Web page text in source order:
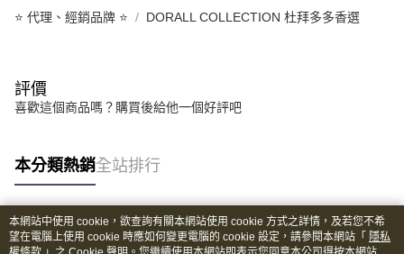
⭐️ 代理、經銷品牌 ⭐️ DORALL COLLECTION 杜拜多多香選
評價
喜歡這個商品嗎？購買後給他一個好評吧
本分類熱銷全站排行
熱門標籤
本網站中使用 cookie，欲查詢有關本網站使用 cookie 方式之詳情，及若您不希
望在電腦上使用 cookie 時應如何變更電腦的 cookie 設定，請參閱本網站「 隱私